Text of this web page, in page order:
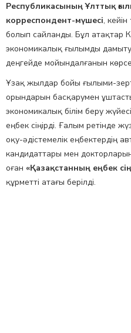
Республикасының Ұлттық
корреспондент-мүшесі, кейін
болып сайланды. Бұл атақтар
экономикалық ғылымды
деңгейде мойындалғанын
Ұзақ жылдар бойы ғылыми-
орындарын басқарумен
экономикалық білім беру
еңбек сіңірді. Ғалым ретінде
оқу-әдістемелік еңбектердің
кандидаттары мен
оған «Қазақстанның еңбек
құрметті атағы берілді.